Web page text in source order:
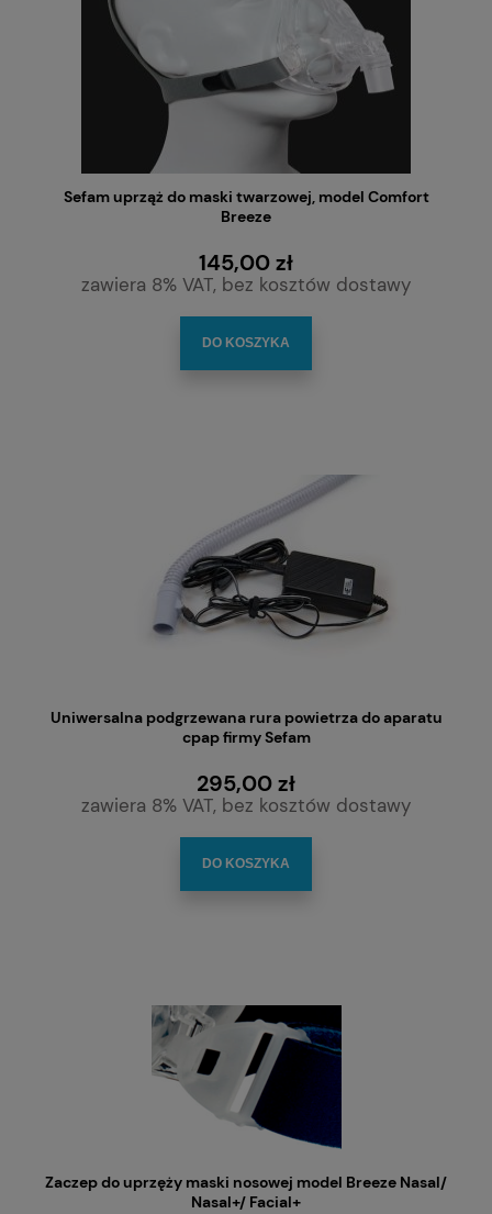
Sefam uprząż do maski twarzowej, model Comfort
Breeze
145,00 zł
zawiera 8% VAT, bez kosztów dostawy
DO KOSZYKA
Uniwersalna podgrzewana rura powietrza do aparatu
cpap firmy Sefam
295,00 zł
zawiera 8% VAT, bez kosztów dostawy
DO KOSZYKA
Zaczep do uprzęży maski nosowej model Breeze Nasal/
Nasal+/ Facial+